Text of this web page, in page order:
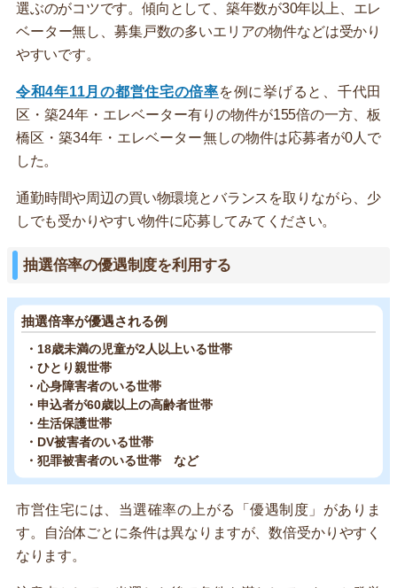
選ぶのがコツです。傾向として、築年数が30年以上、エレ
ベーター無し、募集戸数の多いエリアの物件などは受かり
やすいです。
令和4年11月の都営住宅の倍率を例に挙げると、千代田
区・築24年・エレベーター有りの物件が155倍の一方、板
橋区・築34年・エレベーター無しの物件は応募者が0人で
した。
通勤時間や周辺の買い物環境とバランスを取りながら、少
しでも受かりやすい物件に応募してみてください。
抽選倍率の優遇制度を利用する
抽選倍率が優遇される例
・18歳未満の児童が2人以上いる世帯
・ひとり親世帯
・心身障害者のいる世帯
・申込者が60歳以上の高齢者世帯
・生活保護世帯
・DV被害者のいる世帯
・犯罪被害者のいる世帯 など
市営住宅には、当選確率の上がる「優遇制度」がありま
す。自治体ごとに条件は異なりますが、数倍受かりやすく
なります。